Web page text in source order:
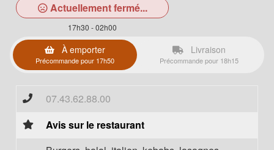
Actuellement fermé...
17h30 - 02h00
À emporter
Précommande pour 17h50
Livraison
Précommande pour 18h15
07.43.62.88.00
Avis sur le restaurant